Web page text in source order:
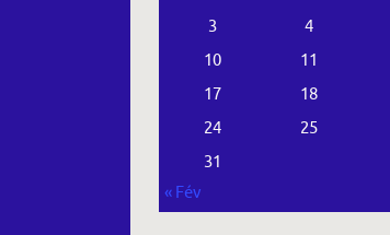
3
4
10
11
17
18
24
25
31
« Fév